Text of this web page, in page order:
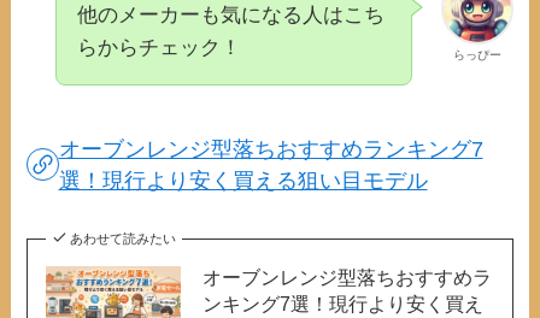
らっぴー
他のメーカーも気になる人はこち
らからチェック！
オーブンレンジ型落ちおすすめランキング7
選！現行より安く買える狙い目モデル
あわせて読みたい
オーブンレンジ型落ちおすすめラ
ンキング7選！現行より安く買え